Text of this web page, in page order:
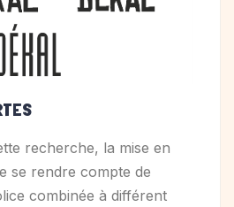
recherche, la mise en
se rendre compte de
combinée à différent